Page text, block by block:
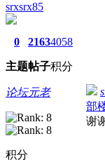
srxsrx85
0
主题
2163
帖子
4058
积分
论坛元老
积分
部
谢